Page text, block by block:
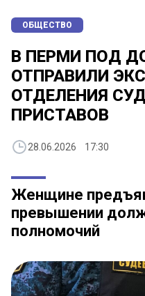
ОБЩЕСТВО
В ПЕРМИ ПОД
ОТПРАВИЛИ
ОТДЕЛЕНИЯ
ПРИСТАВОВ
28.06.2026 17:30
Женщине
превышении
полномочий